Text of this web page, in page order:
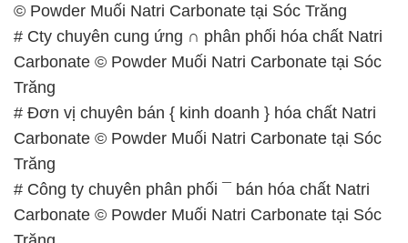
© Powder Muối Natri Carbonate tại Sóc Trăng
# Cty chuyên cung ứng ∩ phân phối hóa chất Natri
Carbonate © Powder Muối Natri Carbonate tại Sóc
Trăng
# Đơn vị chuyên bán { kinh doanh } hóa chất Natri
Carbonate © Powder Muối Natri Carbonate tại Sóc
Trăng
# Công ty chuyên phân phối ¯ bán hóa chất Natri
Carbonate © Powder Muối Natri Carbonate tại Sóc